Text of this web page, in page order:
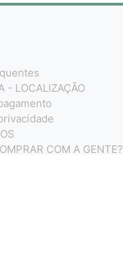
- LOCALIZAÇÃO
COM A GENTE?